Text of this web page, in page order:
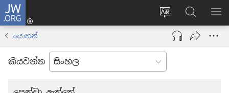
JW.ORG
Change
site
language
ලොගින්
(opens
window)
JW.ORG
වෙබ්
අඩවියෙන්
යොහන්
කියවන්න